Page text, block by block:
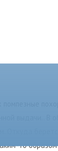
выдачи..
то